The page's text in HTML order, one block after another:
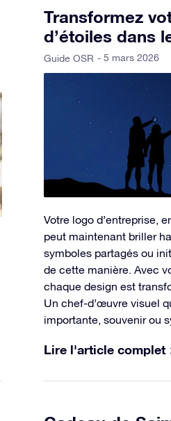
Transformez
d’étoiles dans
Guide OSR - 5 mars 2026
Votre logo d’entreprise,
peut maintenant briller
symboles partagés ou
de cette manière. Avec
chaque design est
Un chef-d’œuvre visuel
importante, souvenir ou
Lire l'article complet